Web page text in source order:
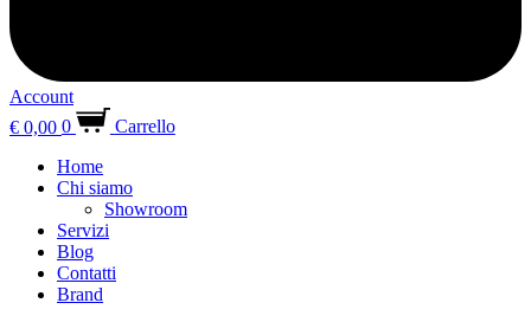
Account
€ 0,00 0
Carrello
Home
Chi siamo
Showroom
Servizi
Blog
Contatti
Brand